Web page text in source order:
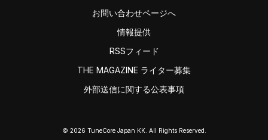
お問い合わせページへ
情報提供
RSSフィード
THE MAGAZINE ライター募集
外部送信に関する公表事項
© 2026 TuneCore Japan KK. All Rights Reserved.